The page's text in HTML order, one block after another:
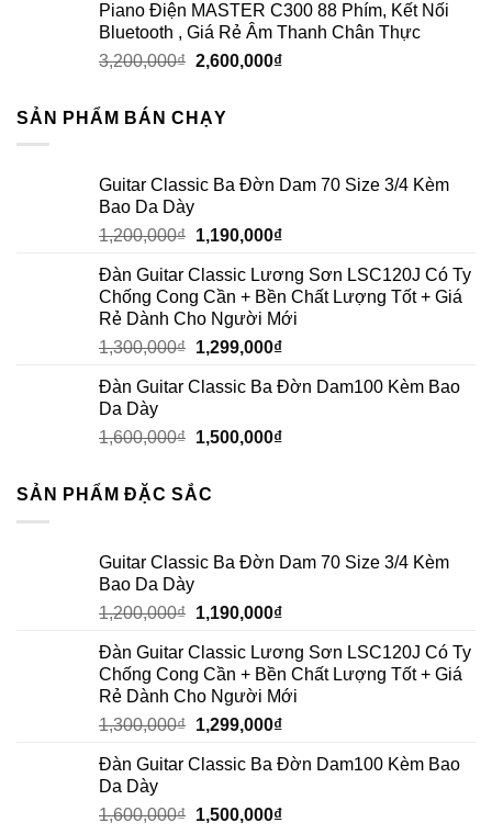
Piano Điện MASTER C300 88 Phím, Kết Nối
Bluetooth , Giá Rẻ Âm Thanh Chân Thực
3,200,000₫ 2,600,000₫
SẢN PHẨM BÁN CHẠY
Guitar Classic Ba Đờn Dam 70 Size 3/4 Kèm
Bao Da Dày
1,200,000₫ 1,190,000₫
Đàn Guitar Classic Lương Sơn LSC120J Có Ty
Chống Cong Cần + Bền Chất Lượng Tốt + Giá
Rẻ Dành Cho Người Mới
1,300,000₫ 1,299,000₫
Đàn Guitar Classic Ba Đờn Dam100 Kèm Bao
Da Dày
1,600,000₫ 1,500,000₫
SẢN PHẨM ĐẶC SẮC
Guitar Classic Ba Đờn Dam 70 Size 3/4 Kèm
Bao Da Dày
1,200,000₫ 1,190,000₫
Đàn Guitar Classic Lương Sơn LSC120J Có Ty
Chống Cong Cần + Bền Chất Lượng Tốt + Giá
Rẻ Dành Cho Người Mới
1,300,000₫ 1,299,000₫
Đàn Guitar Classic Ba Đờn Dam100 Kèm Bao
Da Dày
1,600,000₫ 1,500,000₫